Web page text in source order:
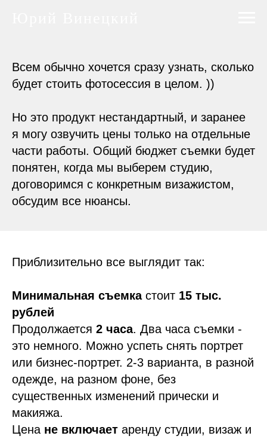
Всем обычно хочется сразу узнать, сколько
будет стоить фотосессия в целом. ))
Но это продукт нестандартный, и заранее
я могу озвучить цены только на отдельные
части работы. Общий бюджет съемки будет
понятен, когда мы выберем студию,
договоримся с конкретным визажистом,
обсудим все нюансы.
Приблизительно все выглядит так:
Минимальная съемка стоит 15 тыс.
рублей
Продолжается 2 часа. Два часа съемки -
это немного. Можно успеть снять портрет
или бизнес-портрет. 2-3 варианта, в разной
одежде, на разном фоне, без
существенных изменений прически и
макияжа.
Цена не включает аренду студии, визаж и